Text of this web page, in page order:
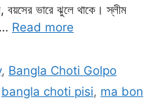
ভারে ঝুলে থাকে। স্লীম
… Read more
, Bangla Choti Golpo
bangla choti pisi, ma bon